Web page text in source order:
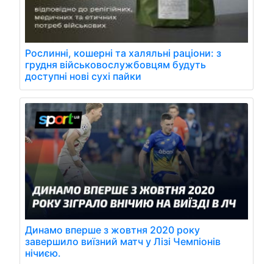
Рослинні, кошерні та халяльні раціони: з
грудня військовослужбовцям будуть
доступні нові сухі пайки
Динамо вперше з жовтня 2020 року
завершило виїзний матч у Лізі Чемпіонів
нічиєю.